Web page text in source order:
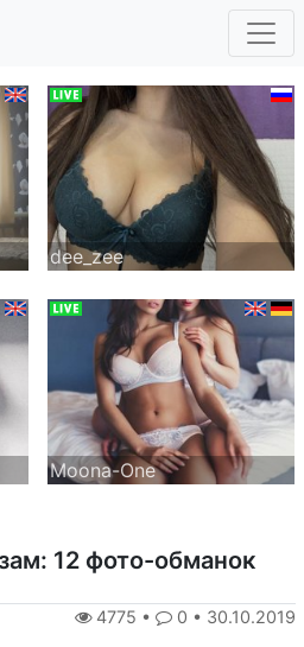
dee_zee
Moona-One
12 фото-обманок
4775 • 0 • 30.10.2019